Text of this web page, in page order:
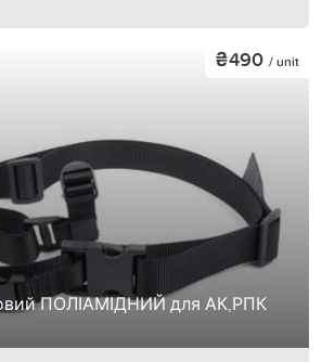
ПОЛІАМІДНИЙ для АК,РПК
₴490 / unit